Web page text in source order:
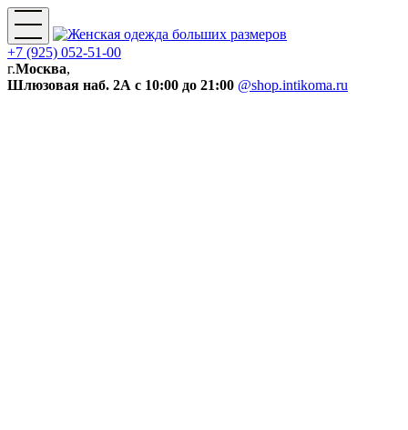
+7 (925) 052-51-00
г.Москва,
Шлюзовая наб. 2А с 10:00 до 21:00 @shop.intikoma.ru